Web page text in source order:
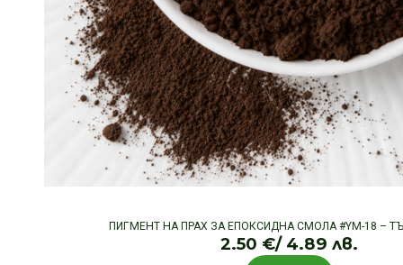
ПИГМЕНТ НА ПРАХ ЗА ЕПОКСИДНА СМОЛА #YM-18 –
2.50 €/ 4.89 лв.